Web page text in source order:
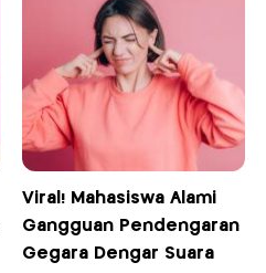
Viral! Mahasiswa Alami
Gangguan Pendengaran
Gegara Dengar Suara